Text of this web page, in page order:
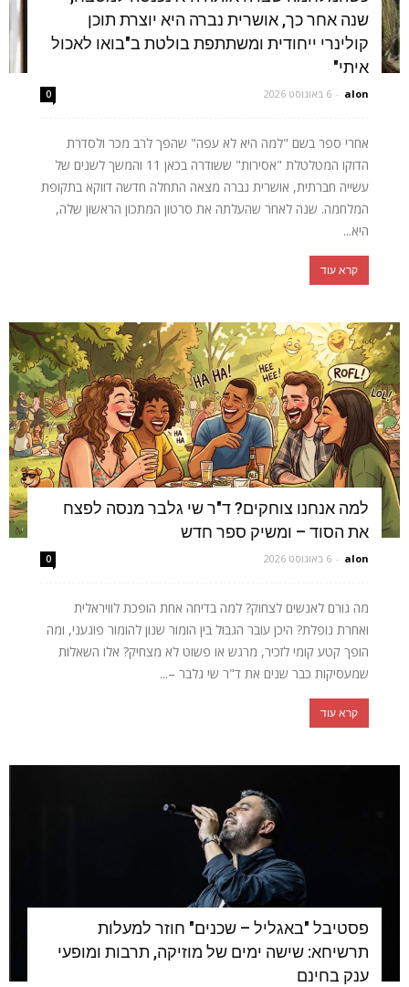
שנה אחר כך, אושרית נברה היא יוצרת תוכן
קולינרי ייחודית ומשתתפת בולטת ב"בואו לאכול
איתי"
alon
- 6 באוגוסט 2026 0
אחרי ספר בשם "למה היא לא עפה" שהפך לרב מכר ולסדרת
הדוקו המטלטלת "אסירות" ששודרה בכאן 11 והמשך לשנים של
עשייה חברתית, אושרית נברה מצאה התחלה חדשה דווקא בתקופת
המלחמה. שנה לאחר שהעלתה את סרטון המתכון הראשון שלה,
היא...
קרא עוד
למה אנחנו צוחקים? ד"ר שי גלבר מנסה לפצח
את הסוד – ומשיק ספר חדש
alon
- 6 באוגוסט 2026 0
מה גורם לאנשים לצחוק? למה בדיחה אחת הופכת לוויראלית
ואחרת נופלת? היכן עובר הגבול בין הומור שנון להומור פוגעני, ומה
הופך קטע קומי לזכיר, מרגש או פשוט לא מצחיק? אלו השאלות
שמעסיקות כבר שנים את ד"ר שי גלבר –...
קרא עוד
פסטיבל "באגליל – שכנים" חוזר למעלות
תרשיחא: שישה ימים של מוזיקה, תרבות ומופעי
ענק בחינם